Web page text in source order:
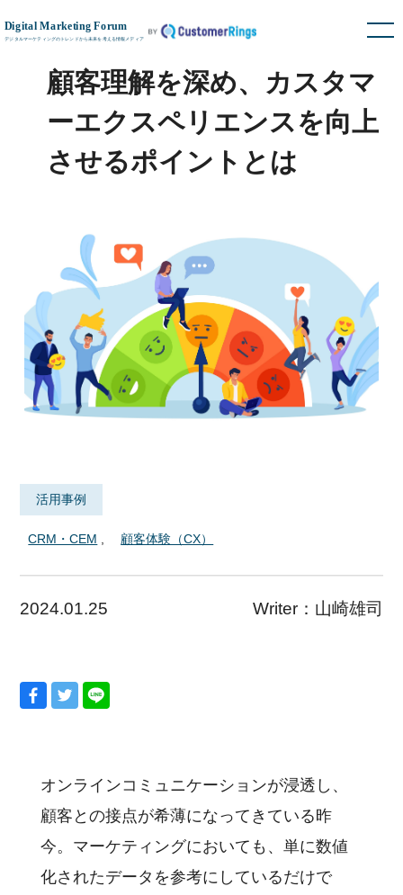
顧客理解を深め、カスタマ
ーエクスペリエンスを向上
させるポイントとは
活用事例
CRM・CEM 顧客体験（CX）
2024.01.25 Writer： 山崎雄司
オンラインコミュニケーションが浸透し、
顧客との接点が希薄になってきている昨
今。マーケティングにおいても、単に数値
化されたデータを参考にしているだけで